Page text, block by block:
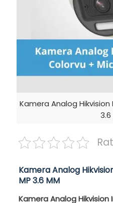
Kamera Analog Hikvision
3.6
Kamera Analog
MP 3.6 MM
Kamera Analog Hikvision